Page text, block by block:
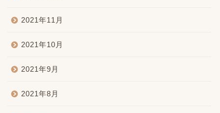
2021年11月
2021年10月
2021年9月
2021年8月